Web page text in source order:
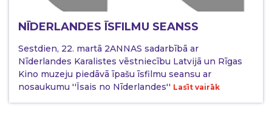
NĪDERLANDES ĪSFILMU SEANSS
Sestdien, 22. martā 2ANNAS sadarbībā ar
Nīderlandes Karalistes vēstniecību Latvijā un Rīgas
Kino muzeju piedāvā īpašu īsfilmu seansu ar
nosaukumu ''Īsais no Nīderlandes'' Lasīt vairāk